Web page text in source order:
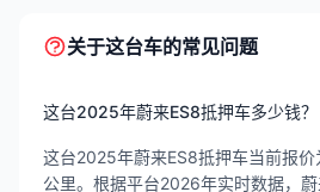
关于这台车的常见问题
这台2025年蔚来ES8抵押车多少钱？
这台2025年蔚来ES8抵押车当前报
公里。根据平台2026年实时数据，